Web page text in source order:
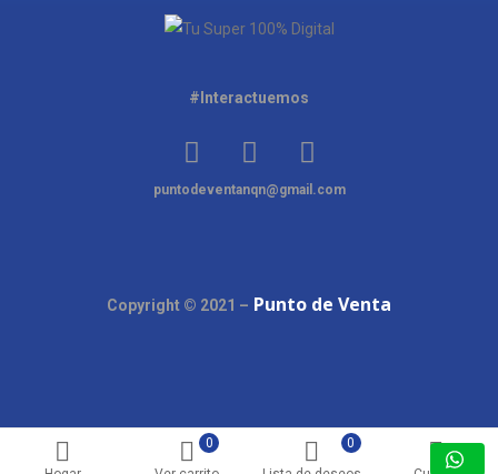
0
0
#Interactuemos
puntodeventanqn@gmail.com
Copyright © 2021 – Punto de Venta